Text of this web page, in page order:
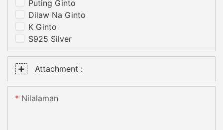
Puting Ginto
Dilaw Na Ginto
K Ginto
S925 Silver
Attachment :
Nilalaman